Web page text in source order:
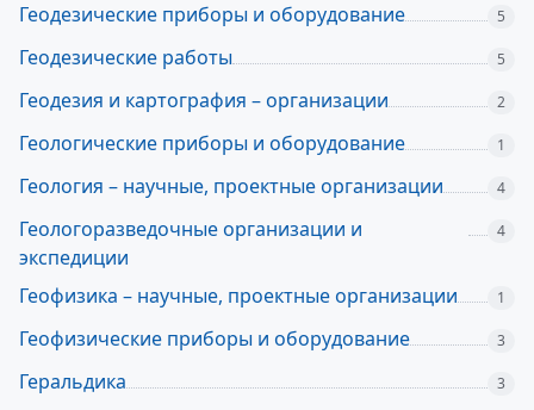
Геодезические приборы и оборудование 5
Геодезические работы 5
Геодезия и картография – организации 2
Геологические приборы и оборудование 1
Геология – научные, проектные организации 4
Геологоразведочные организации и
экспедиции
4
Геофизика – научные, проектные организации 1
Геофизические приборы и оборудование 3
Геральдика 3